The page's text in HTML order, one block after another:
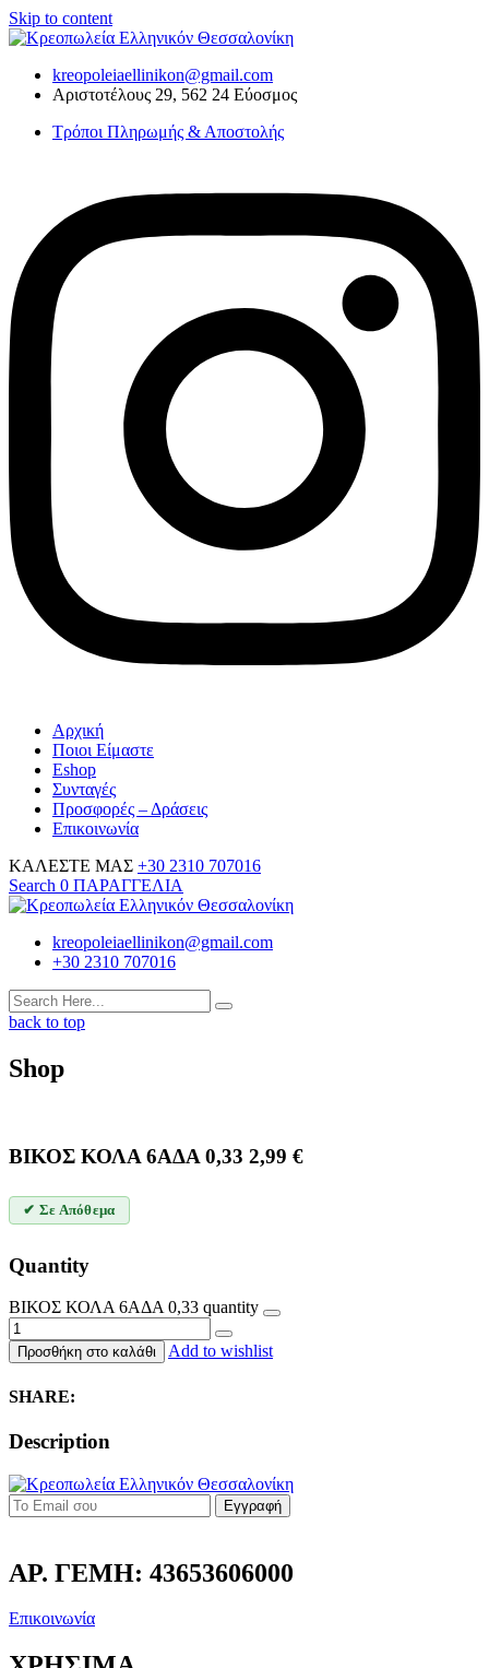
Skip to content
kreopoleiaellinikon@gmail.com
Αριστοτέλους 29, 562 24 Εύοσμος
Τρόποι Πληρωμής & Αποστολής
Αρχική
Ποιοι Είμαστε
Eshop
Συνταγές
Προσφορές – Δράσεις
Επικοινωνία
ΚΑΛΕΣΤΕ ΜΑΣ +30 2310 707016
Search 0 ΠΑΡΑΓΓΕΛΙΑ
kreopoleiaellinikon@gmail.com
+30 2310 707016
back to top
Shop
ΒΙΚΟΣ ΚΟΛΑ 6ΑΔΑ 0,33 2,99 €
✔ Σε Απόθεμα
Quantity
ΒΙΚΟΣ ΚΟΛΑ 6ΑΔΑ 0,33 quantity
Προσθήκη στο καλάθι Add to wishlist
SHARE:
Description
Εγγραφή
ΑΡ. ΓΕΜΗ: 43653606000
Επικοινωνία